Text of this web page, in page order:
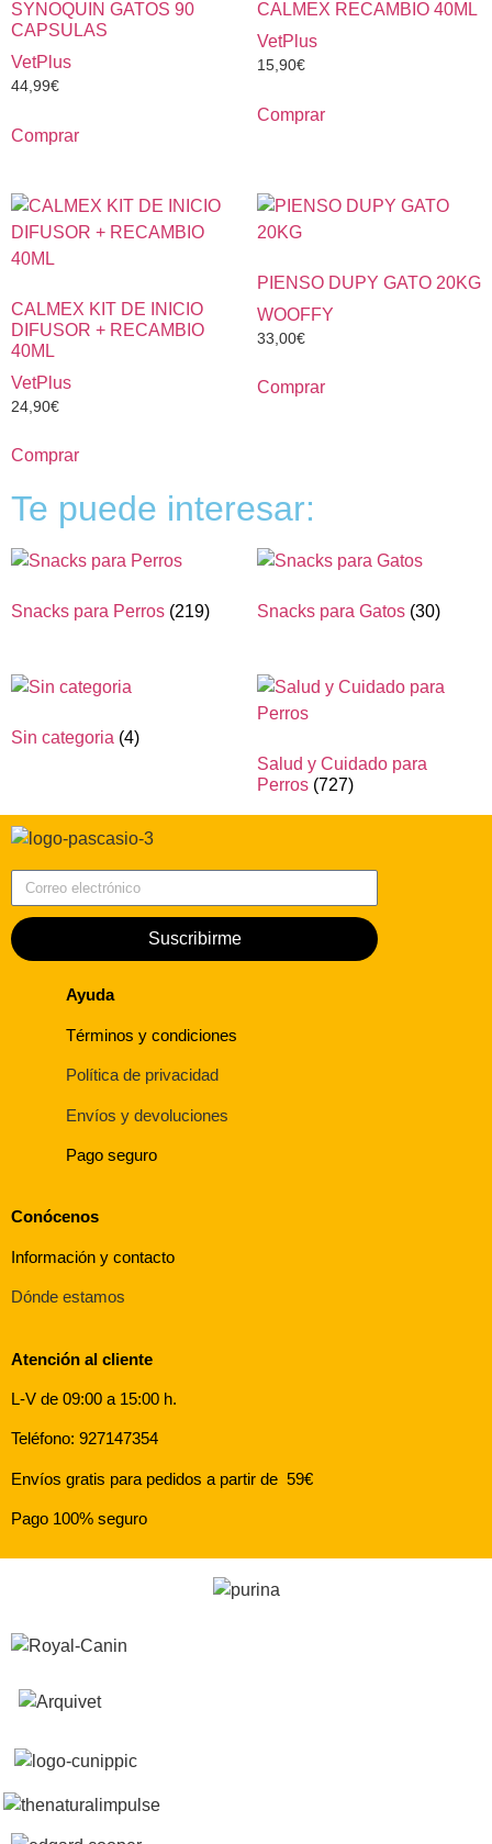
SYNOQUIN GATOS 90
CAPSULAS
VetPlus
44,99€
Comprar
CALMEX RECAMBIO 40ML
VetPlus
15,90€
Comprar
CALMEX KIT DE INICIO
DIFUSOR + RECAMBIO
40ML
VetPlus
24,90€
Comprar
PIENSO DUPY GATO 20KG
WOOFFY
33,00€
Comprar
Te puede interesar:
Snacks para Perros (219) Snacks para Gatos (30)
Sin categoria (4)
Salud y Cuidado para
Perros (727)
Suscribirme
Ayuda
Términos y condiciones
Política de privacidad
Envíos y devoluciones
Pago seguro
Conócenos
Información y contacto
Dónde estamos
Atención al cliente
L-V de 09:00 a 15:00 h.
Teléfono: 927147354
Envíos gratis para pedidos a partir de 59€
Pago 100% seguro